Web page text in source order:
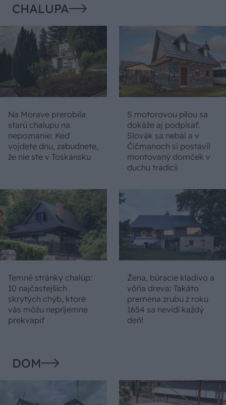
CHALUPA
Na Morave prerobila
starú chalupu na
nepoznanie: Keď
vojdete dnu, zabudnete,
že nie ste v Toskánsku
S motorovou pílou sa
dokáže aj podpísať.
Slovák sa nebál a v
Čičmanoch si postavil
montovaný domček v
duchu tradícií
Temné stránky chalúp:
10 najčastejších
skrytých chýb, ktoré
vás môžu nepríjemne
prekvapiť
Žena, búracie kladivo a
vôňa dreva: Takáto
premena zrubu z roku
1654 sa nevidí každý
deň!
DOM